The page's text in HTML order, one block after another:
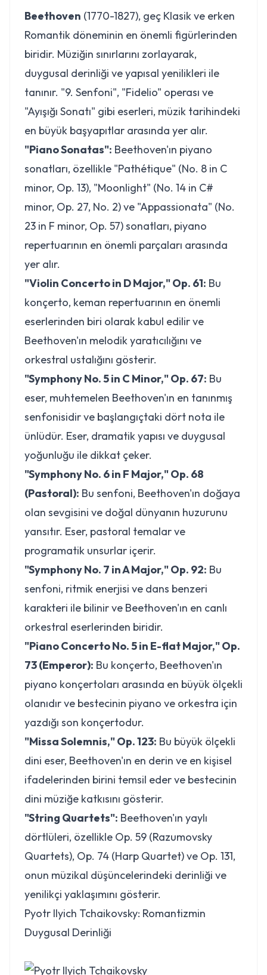
Beethoven (1770-1827), geç Klasik ve erken
Romantik döneminin en önemli figürlerinden
biridir. Müziğin sınırlarını zorlayarak,
duygusal derinliği ve yapısal yenilikleri ile
tanınır. "9. Senfoni", "Fidelio" operası ve
"Ayışığı Sonatı" gibi eserleri, müzik tarihindeki
en büyük başyapıtlar arasında yer alır.
"Piano Sonatas": Beethoven'ın piyano
sonatları, özellikle "Pathétique" (No. 8 in C
minor, Op. 13), "Moonlight" (No. 14 in C#
minor, Op. 27, No. 2) ve "Appassionata" (No.
23 in F minor, Op. 57) sonatları, piyano
repertuarının en önemli parçaları arasında
yer alır.
"Violin Concerto in D Major," Op. 61: Bu
konçerto, keman repertuarının en önemli
eserlerinden biri olarak kabul edilir ve
Beethoven'ın melodik yaratıcılığını ve
orkestral ustalığını gösterir.
"Symphony No. 5 in C Minor," Op. 67: Bu
eser, muhtemelen Beethoven'ın en tanınmış
senfonisidir ve başlangıçtaki dört nota ile
ünlüdür. Eser, dramatik yapısı ve duygusal
yoğunluğu ile dikkat çeker.
"Symphony No. 6 in F Major," Op. 68
(Pastoral): Bu senfoni, Beethoven'ın doğaya
olan sevgisini ve doğal dünyanın huzurunu
yansıtır. Eser, pastoral temalar ve
programatik unsurlar içerir.
"Symphony No. 7 in A Major," Op. 92: Bu
senfoni, ritmik enerjisi ve dans benzeri
karakteri ile bilinir ve Beethoven'ın en canlı
orkestral eserlerinden biridir.
"Piano Concerto No. 5 in E-flat Major," Op.
73 (Emperor): Bu konçerto, Beethoven'ın
piyano konçertoları arasında en büyük ölçekli
olanıdır ve bestecinin piyano ve orkestra için
yazdığı son konçertodur.
"Missa Solemnis," Op. 123: Bu büyük ölçekli
dini eser, Beethoven'ın en derin ve en kişisel
ifadelerinden birini temsil eder ve bestecinin
dini müziğe katkısını gösterir.
"String Quartets": Beethoven'ın yaylı
dörtlüleri, özellikle Op. 59 (Razumovsky
Quartets), Op. 74 (Harp Quartet) ve Op. 131,
onun müzikal düşüncelerindeki derinliği ve
yenilikçi yaklaşımını gösterir.
Pyotr Ilyich Tchaikovsky: Romantizmin
Duygusal Derinliği